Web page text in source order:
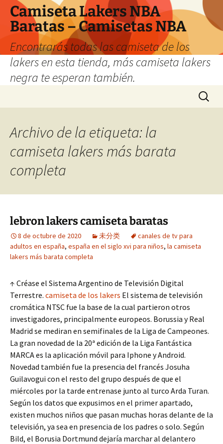
Camiseta Lakers NBA
Baratas – Camisetas NBA
Encontrarás todas las camiseta de los
lakers en esta tienda, más camiseta lakers
negra te esperan también.
Buscar:
Archivo de la etiqueta: la
camiseta lakers más barata
completa
lebron lakers camiseta baratas
8 de octubre de 2020 未分类
canales de tv para
adultos en españa, españa en el siglo xvi para niños, la camiseta
lakers más barata completa
↑ Créase el Sistema Argentino de Televisión Digital
Terrestre. camiseta de los lakers El sistema de televisión
cromática NTSC fue la base de la cual partieron otros
investigadores, principalmente europeos. Borussia y Real
Madrid se mediran en semifinales de la Liga de Campeones.
La gran novedad de la 20ª edición de la Liga Fantástica
MARCA es la aplicación móvil para Iphone y Android.
Novedad también fue la presencia del francés Josuha
Guilavogui con el resto del grupo después de que el
miércoles por la tarde entrenase junto al turco Arda Turan.
Según los datos que expusimos en el primer apartado,
existen muchos niños que pasan muchas horas delante de la
televisión, ya sea en presencia de los padres o solo. Según
Bild, el Borusia Dortmund dejaría marchar al delantero